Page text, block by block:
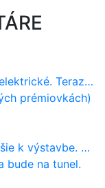
nový osemvalcový motor
prémiovkách)
urobila dôležitý krok
bude na tunel.